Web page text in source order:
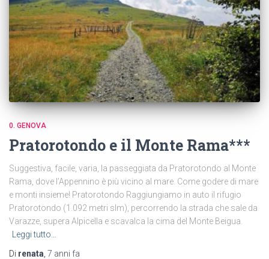
0. GENOVA
Pratorotondo e il Monte Rama***
Suggestiva, facile, varia, la passeggiata da Pratorotondo al Monte
Rama, dove l’Appennino è più vicino al mare. Come godere di mare
e monti insieme! Pratorotondo Raggiungiamo in auto il rifugio
Pratorotondo (1.092 metri slm), percorrendo la strada che sale da
Varazze, supera Alpicella e scavalca la cima del Monte Beigua.
Leggi tutto…
Di renata 7 anni fa